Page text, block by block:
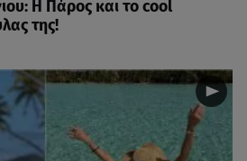
Η Πάρος και το cool
της!